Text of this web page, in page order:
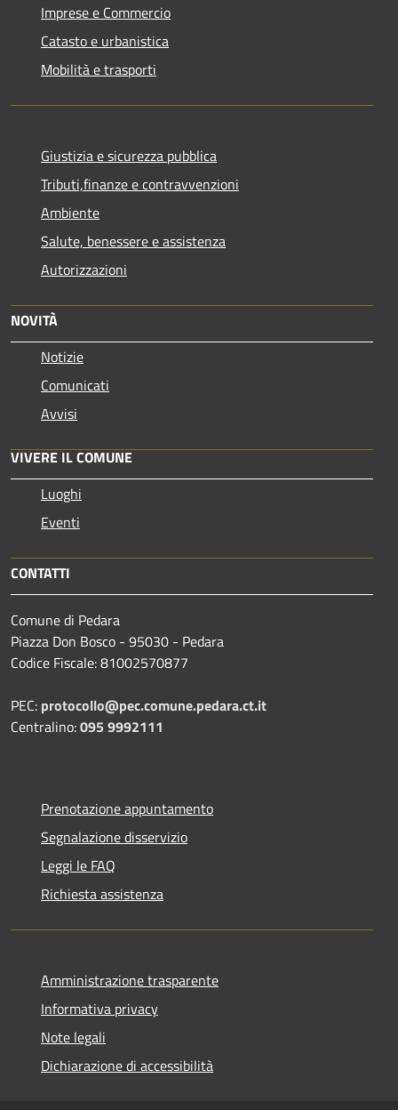
Imprese e Commercio
Catasto e urbanistica
Mobilità e trasporti
Giustizia e sicurezza pubblica
Tributi,finanze e contravvenzioni
Ambiente
Salute, benessere e assistenza
Autorizzazioni
NOVITÀ
Notizie
Comunicati
Avvisi
VIVERE IL COMUNE
Luoghi
Eventi
CONTATTI
Comune di Pedara
Piazza Don Bosco - 95030 - Pedara
Codice Fiscale: 81002570877
PEC: protocollo@pec.comune.pedara.ct.it
Centralino:095 9992111
Prenotazione appuntamento
Segnalazione disservizio
Leggi le FAQ
Richiesta assistenza
Amministrazione trasparente
Informativa privacy
Note legali
Dichiarazione di accessibilità